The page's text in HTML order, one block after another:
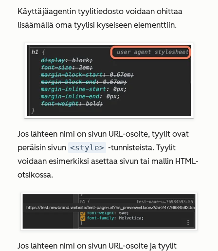
Käyttäjäagentin tyylitiedosto voidaan ohittaa
lisäämällä oma tyylisi kyseiseen elementtiin.
Jos lähteen nimi on sivun URL-osoite, tyylit ovat
peräisin sivun <style> -tunnisteista. Tyylit
voidaan esimerkiksi asettaa sivun tai mallin HTML-
otsikossa.
Jos lähteen nimi on sivun URL-osoite ja tyylit